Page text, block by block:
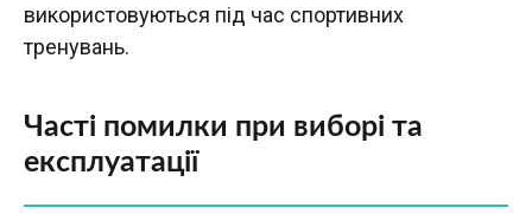
використовуються під час спортивних
тренувань.
Часті помилки при виборі та
експлуатації